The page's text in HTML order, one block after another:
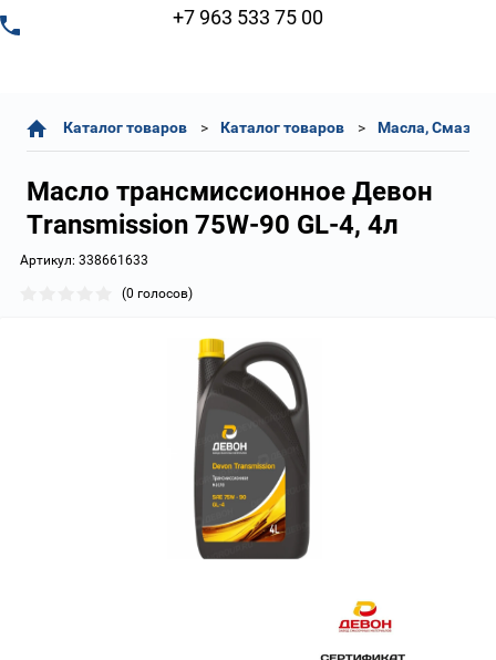
+7 963 533 75 00
Каталог товаров Каталог товаров Масла,
Масло трансмиссионное Девон
Transmission 75W-90 GL-4, 4л
Артикул: 338661633
(0 голосов)